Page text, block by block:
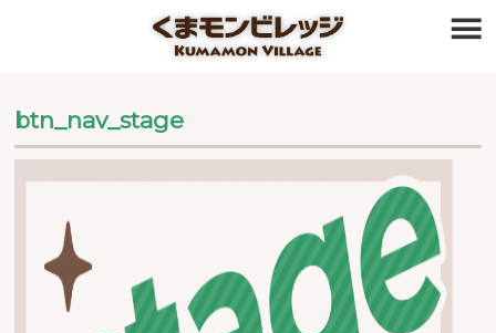
≡
btn_nav_stage